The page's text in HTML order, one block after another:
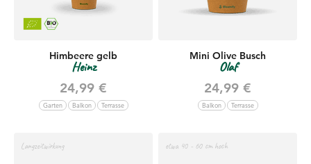
Himbeere gelb
Heinz
Angebot
24,99 €
Garten Balkon Terrasse
Mini Olive Busch
Olaf
Angebot
24,99 €
Balkon Terrasse
Langzeitwirkung etwa 40 - 60 cm hoch